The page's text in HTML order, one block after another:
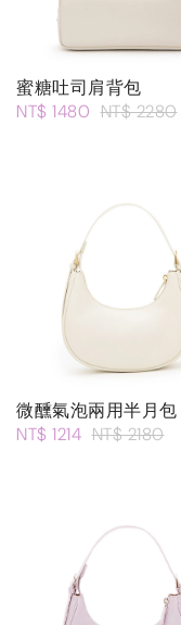
蜜糖吐司肩背包
NT$ 1480 NT$ 2280
微醺氣泡兩用半月包
NT$ 1214 NT$ 2180